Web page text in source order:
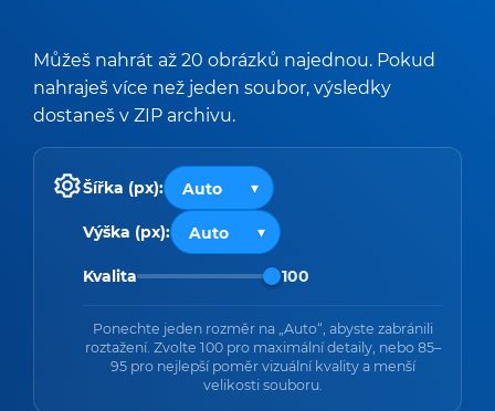
Můžeš nahrát až 20 obrázků najednou. Pokud
nahraješ více než jeden soubor, výsledky
dostaneš v ZIP archivu.
Šířka (px):
Výška (px):
Kvalita 100
Ponechte jeden rozměr na „Auto“, abyste zabránili
roztažení. Zvolte 100 pro maximální detaily, nebo 85–
95 pro nejlepší poměr vizuální kvality a menší
velikosti souboru.